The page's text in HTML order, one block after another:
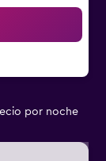
por noche